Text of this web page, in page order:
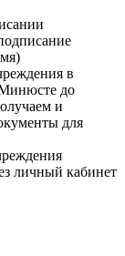
в
до
и
для
личный кабинет